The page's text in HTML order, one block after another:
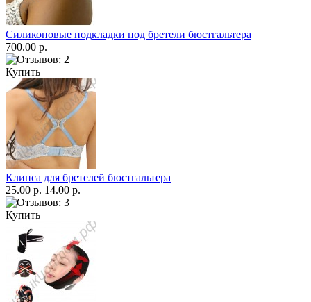
Силиконовые подкладки под бретели бюстгальтера
700.00 р.
Купить
Клипса для бретелей бюстгальтера
25.00 р. 14.00 р.
Купить